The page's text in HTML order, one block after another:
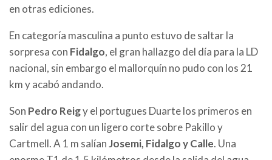
en otras ediciones.
En categoría masculina a punto estuvo de saltar la
sorpresa con Fidalgo, el gran hallazgo del día para la LD
nacional, sin embargo el mallorquín no pudo con los 21
km y acabó andando.
Son Pedro Reigy el portugues Duarte los primeros en
salir del agua con un ligero corte sobre Pakillo y
Cartmell. A 1 m salíanJosemi, Fidalgo y Calle. Una